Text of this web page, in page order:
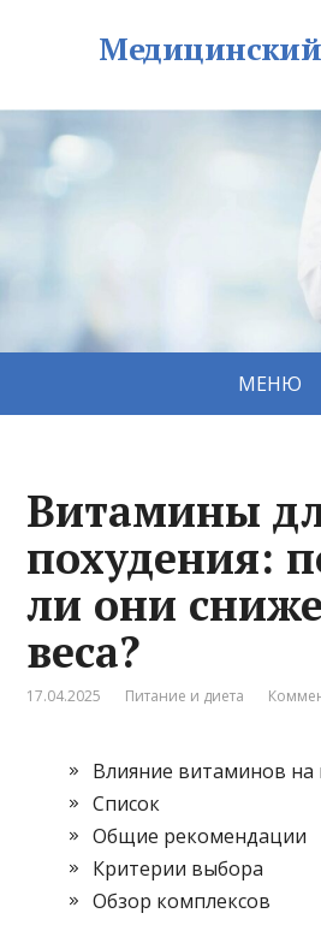
МЕНЮ
Витамины
похудения:
ли они
веса?
17.04.2025 Питание и диета
Влияние витаминов на
Список
Общие рекомендации
Критерии выбора
Обзор комплексов